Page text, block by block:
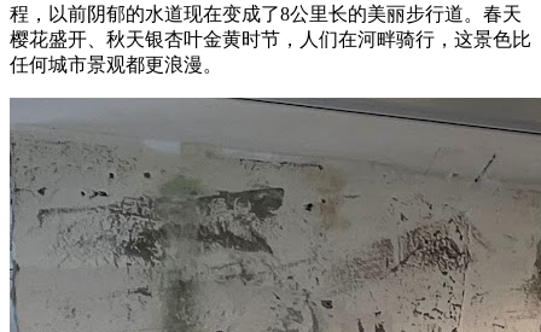
程，以前阴郁的水道现在变成了8公里长的美丽步行道。春天
樱花盛开、秋天银杏叶金黄时节，人们在河畔骑行，这景色比
任何城市景观都更浪漫。